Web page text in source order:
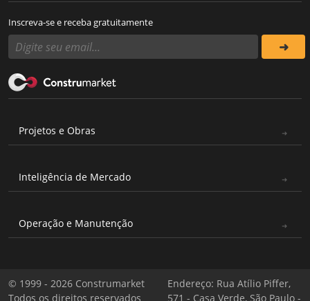
Inscreva-se e receba gratuitamente
Projetos e Obras
Inteligência de Mercado
Operação e Manutenção
© 1999 - 2026 Construmarket
Todos os direitos reservados
Endereço: Rua Atílio Piffer,
571 - Casa Verde, São Paulo -